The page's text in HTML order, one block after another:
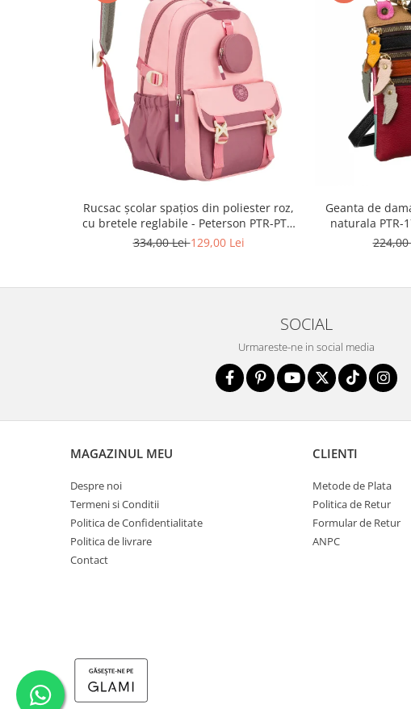
Rucsac școlar spațios din poliester roz,
cu bretele reglabile - Peterson PTR-PTN
8610-1327 PINK
334,00 Lei129,00 Lei
Geanta de
naturala PTR-
SOCIAL
Urmareste-ne in social media
MAGAZINUL MEU
Despre noi
Termeni si Conditii
Politica de Confidentialitate
Politica de livrare
Contact
CLIENTI
Metode de Plata
Politica de Retur
Formular de Retur
ANPC